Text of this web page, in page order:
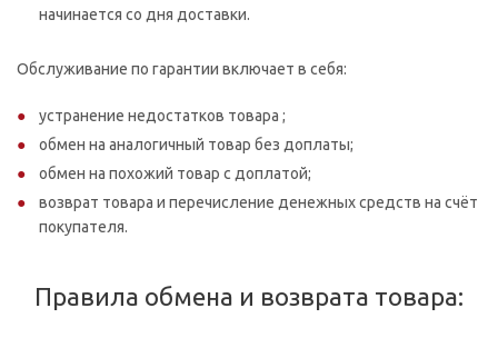
начинается со дня доставки.
Обслуживание по гарантии включает в себя:
устранение недостатков товара ;
обмен на аналогичный товар без доплаты;
обмен на похожий товар с доплатой;
возврат товара и перечисление денежных средств на счёт
покупателя.
Правила обмена и возврата товара: